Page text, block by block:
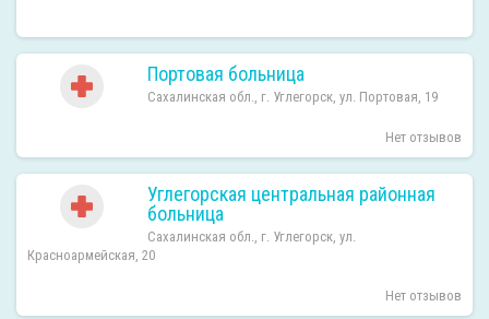
Портовая больница
Сахалинская обл., г. Углегорск, ул. Портовая, 19
Нет отзывов
Углегорская центральная районная
больница
Сахалинская обл., г. Углегорск, ул.
Красноармейская, 20
Нет отзывов